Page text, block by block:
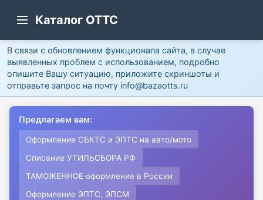
Каталог ОТТС
В связи с обновлением функционала сайта, в случае
выявленных проблем с использованием, подробно
опишите Вашу ситуацию, приложите скриншоты и
отправьте запрос на почту info@bazaotts.ru
Предлагаем вам:
Оформление СБКТС и ЭПТС на авто/мото
Списание УТИЛЬСБОРА РФ
ТАМОЖЕННОЕ оформление в России
Оформление ЭПТС, ЭПСМ